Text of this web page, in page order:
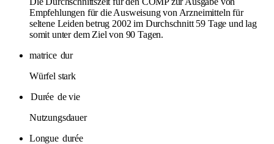
Empfehlungen für die Ausweisung von Arzneimitteln für
seltene Leiden betrug 2002 im Durchschnitt 59 Tage und lag
somit unter dem Ziel von 90 Tagen.
matrice dur
Würfel stark
Durée de vie
Nutzungsdauer
Longue durée